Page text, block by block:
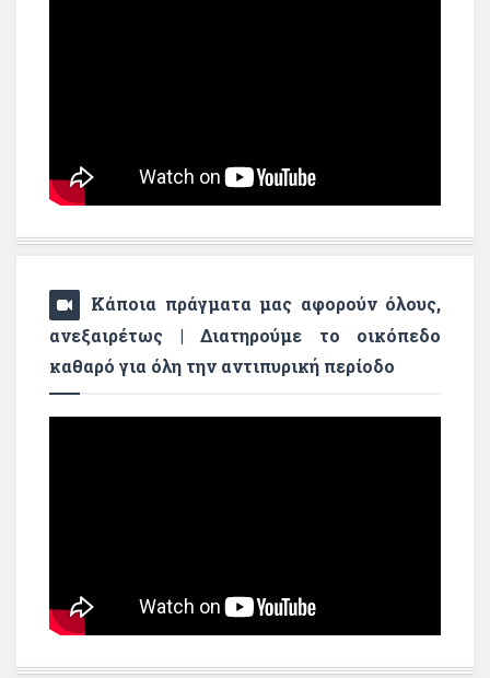
Κάποια πράγματα μας αφορούν όλους,
ανεξαιρέτως | Διατηρούμε το οικόπεδο
καθαρό για όλη την αντιπυρική περίοδο